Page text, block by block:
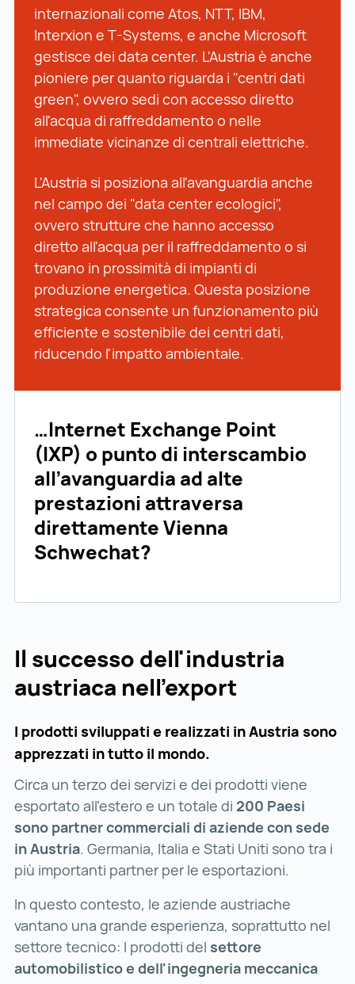
internazionali come Atos, NTT, IBM,
Interxion e T-Systems, e anche Microsoft
gestisce dei data center. L'Austria è anche
pioniere per quanto riguarda i "centri dati
green", ovvero sedi con accesso diretto
all'acqua di raffreddamento o nelle
immediate vicinanze di centrali elettriche.
L'Austria si posiziona all'avanguardia anche
nel campo dei "data center ecologici",
ovvero strutture che hanno accesso
diretto all'acqua per il raffreddamento o si
trovano in prossimità di impianti di
produzione energetica. Questa posizione
strategica consente un funzionamento più
efficiente e sostenibile dei centri dati,
riducendo l'impatto ambientale.
…Internet Exchange Point
(IXP) o punto di interscambio
all’avanguardia ad alte
prestazioni attraversa
direttamente Vienna
Schwechat?
Il successo dell'industria
austriaca nell'export
I prodotti sviluppati e realizzati in Austria sono
apprezzati in tutto il mondo.
Circa un terzo dei servizi e dei prodotti viene
esportato all'estero e un totale di 200 Paesi
sono partner commerciali di aziende con sede
in Austria. Germania, Italia e Stati Uniti sono tra i
più importanti partner per le esportazioni.
In questo contesto, le aziende austriache
vantano una grande esperienza, soprattutto nel
settore tecnico: I prodotti del settore
automobilistico e dell'ingegneria meccanica